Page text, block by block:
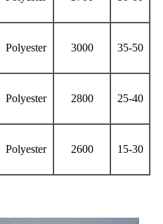
Polyester 3000 35-50
Polyester 2800 25-40
Polyester 2600 15-30